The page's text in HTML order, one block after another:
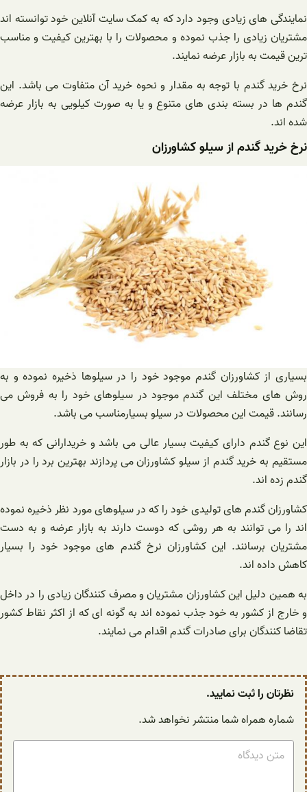
نمایندگی های زیادی وجود دارد که به کمک سایت آنلاین خود توانسته اند
مشتریان زیادی را جذب نموده و محصولات را با بهترین کیفیت و مناسب
ترین قیمت به بازار عرضه نمایند.
نرخ خرید گندم با توجه به مقدار و نحوه خرید آن متفاوت می باشد. این
گندم ها در بسته بندی های متنوع و یا به صورت کیلویی به بازار عرضه
شده اند.
نرخ خرید گندم از سیلو کشاورزان
بسیاری از‌ کشاورزان گندم موجود خود را در سیلوها ذخیره نموده و به
روش های مختلف این گندم موجود در سیلوهای خود را به فروش می‌
رسانند. قیمت این محصولات در سیلو بسیار‌مناسب می باشد.
این نوع گندم دارای کیفیت بسیار عالی می باشد و خریدارانی که به طور
مستقیم به خرید‌ گندم از سیلو کشاورزان می پردازند بهترین برد را در بازار
گندم زده اند.
کشاورزان گندم های تولیدی خود را که در سیلوهای مورد نظر ذخیره نموده
اند را می‌ توانند به هر روشی که دوست دارند به بازار عرضه و به دست
مشتریان برسانند. این کشاورزان نرخ گندم های موجود خود را بسیار
کاهش داده اند.
به همین دلیل این کشاورزان مشتریان و مصرف کنندگان زیادی را در داخل
و خارج از کشور به خود جذب نموده اند به گونه ای که از اکثر نقاط کشور
تقاضا کنندگان برای صادرات گندم اقدام می نمایند.
نظرتان را ثبت نمایید.
شماره همراه شما منتشر نخواهد شد.